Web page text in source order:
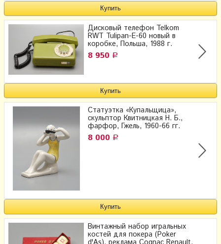
Дисковый телефон Telkom
RWT Tulipan-E-60 новый в
коробке, Польша, 1988 г.
8 950 Р
Статуэтка «Купальщица»,
скульптор Квитницкая Н. Б.,
фарфор, Гжель, 1960-66 гг.
8 000 Р
Винтажный набор игральных
костей для покера (Poker